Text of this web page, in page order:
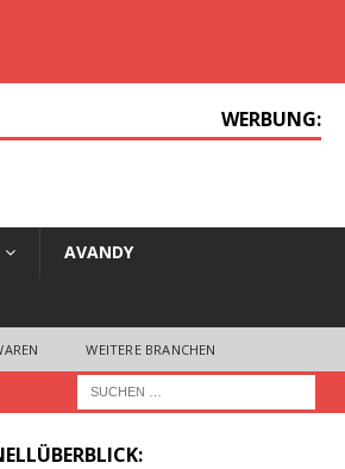
WERBUNG:
AVANDY
WEITERE BRANCHEN